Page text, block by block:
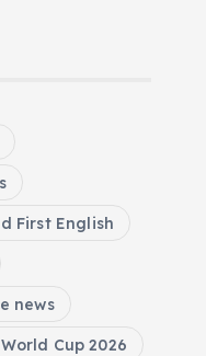
First English
news
Cup 2026